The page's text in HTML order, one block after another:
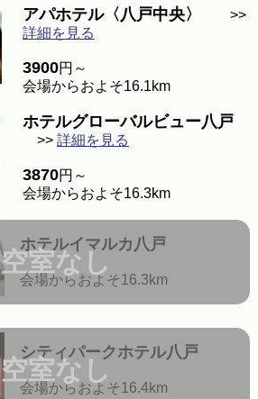
アパホテル〈八戸中央〉
>>
詳細を見る
3900円～
会場からおよそ16.1km
ホテルグローバルビュー八戸
>> 詳細を見る
3870円～
会場からおよそ16.3km
空室なし
ホテルイマルカ八戸
会場からおよそ16.3km
空室なし
シティパークホテル八戸
会場からおよそ16.4km